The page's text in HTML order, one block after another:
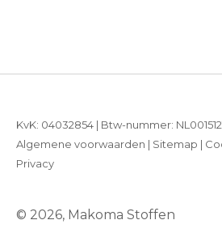
© 2026, Makoma Stoffen
KvK: 04032854 | Btw-nummer:
Algemene voorwaarden | Sitemap |
Privacy